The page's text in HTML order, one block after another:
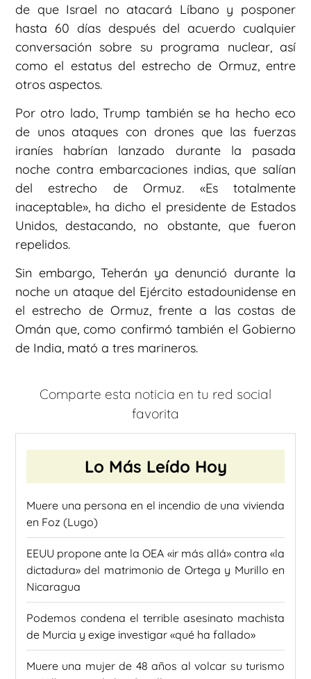
de que Israel no atacará Líbano y posponer
hasta 60 días después del acuerdo cualquier
conversación sobre su programa nuclear, así
como el estatus del estrecho de Ormuz, entre
otros aspectos.
Por otro lado, Trump también se ha hecho eco
de unos ataques con drones que las fuerzas
iraníes habrían lanzado durante la pasada
noche contra embarcaciones indias, que salían
del estrecho de Ormuz. «Es totalmente
inaceptable», ha dicho el presidente de Estados
Unidos, destacando, no obstante, que fueron
repelidos.
Sin embargo, Teherán ya denunció durante la
noche un ataque del Ejército estadounidense en
el estrecho de Ormuz, frente a las costas de
Omán que, como confirmó también el Gobierno
de India, mató a tres marineros.
Comparte esta noticia en tu red social
favorita
Lo Más Leído Hoy
Muere una persona en el incendio de una vivienda
en Foz (Lugo)
EEUU propone ante la OEA «ir más allá» contra «la
dictadura» del matrimonio de Ortega y Murillo en
Nicaragua
Podemos condena el terrible asesinato machista
de Murcia y exige investigar «qué ha fallado»
Muere una mujer de 48 años al volcar su turismo